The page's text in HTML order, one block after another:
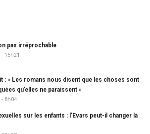
pas irréprochable
15h21
: « Les romans nous disent que les choses sont
qu’elles ne paraissent »
- 8h04
sur les enfants : l’Evars peut-il changer la